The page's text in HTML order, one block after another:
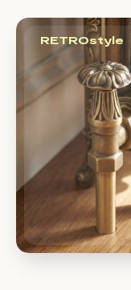
RETROstyle